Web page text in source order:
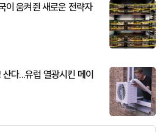
이 움켜쥔 새로운 전략자
다...유럽 열광시킨 메이